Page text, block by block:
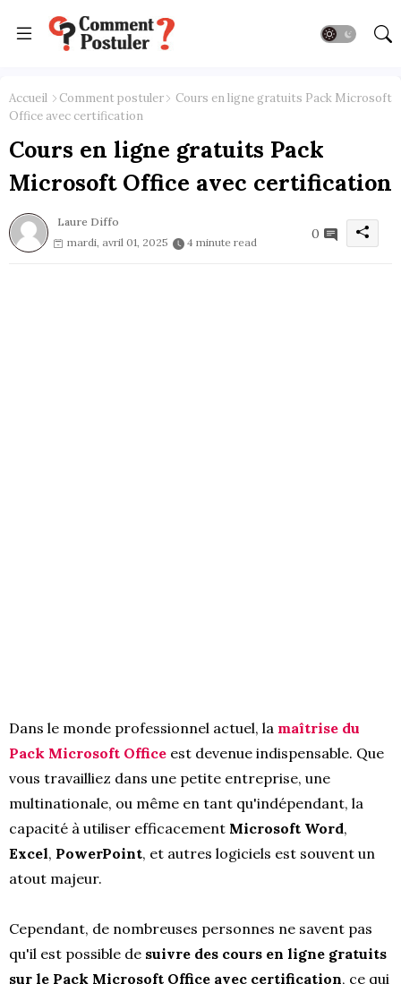
Accueil Comment postuler
Cours en ligne gratuits Pack Microsoft
Office avec certification
Cours en ligne gratuits Pack
Microsoft Office avec certification
Laure Diffo
mardi, avril 01, 2025
4 minute read
0
Dans le monde professionnel actuel, la maîtrise du
Pack Microsoft Office est devenue indispensable. Que
vous travailliez dans une petite entreprise, une
multinationale, ou même en tant qu'indépendant, la
capacité à utiliser efficacement Microsoft Word,
Excel, PowerPoint, et autres logiciels est souvent un
atout majeur.
Cependant, de nombreuses personnes ne savent pas
qu'il est possible de suivre des cours en ligne gratuits
sur le Pack Microsoft Office avec certification, ce qui